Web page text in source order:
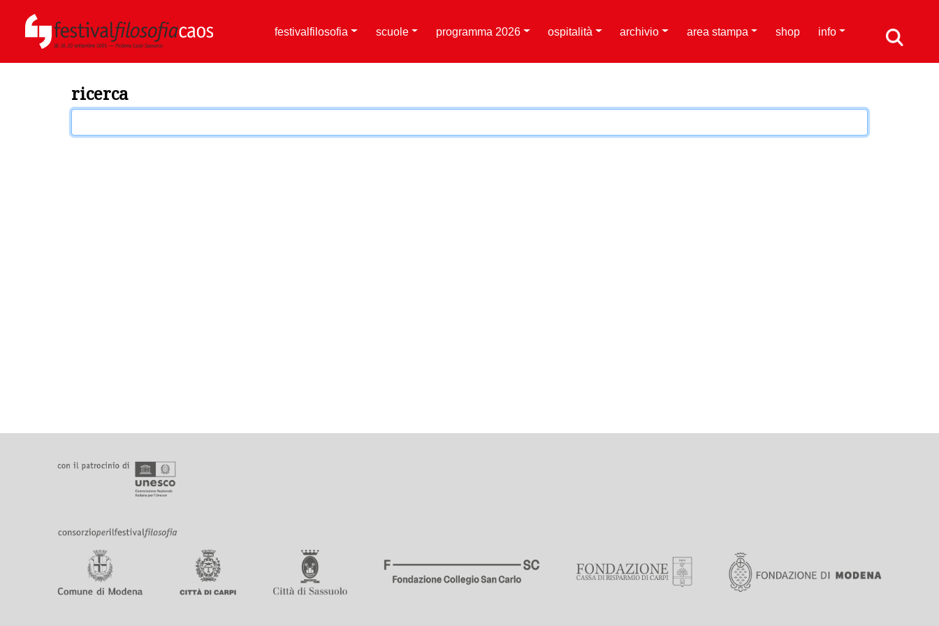
festivalfilosofia scuole programma 2026 ospitalità archivio area stampa shop info
ricerca